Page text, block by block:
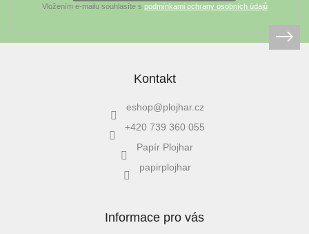
Vložením e-mailu souhlasíte s podmínkami ochrany osobních údajů
Kontakt
eshop@plojhar.cz
+420 739 360 055
Papír Plojhar
papirplojhar
Informace pro vás